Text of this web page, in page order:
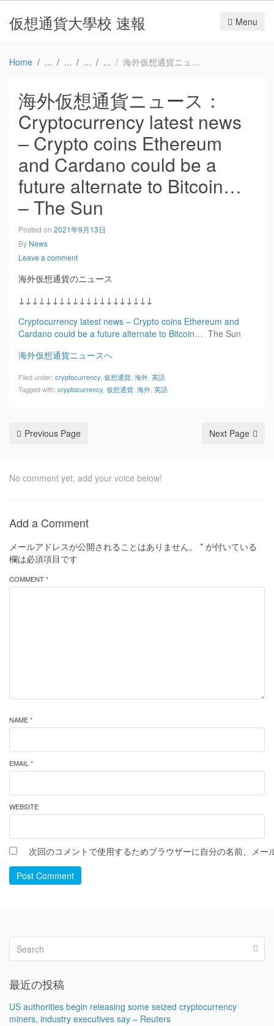
仮想通貨大學校 速報 Menu
Home 海外仮想通貨ニュース：Cryptocurrency latest news – Crypto coins Ethereum and Cardano could be a future alternate to Bitcoin… – The Sun
海外仮想通貨ニュース：
Cryptocurrency latest news
– Crypto coins Ethereum
and Cardano could be a
future alternate to Bitcoin…
– The Sun
Posted on 2021年9月13日
By News
Leave a comment
海外仮想通貨のニュース
↓↓↓↓↓↓↓↓↓↓↓↓↓↓↓↓↓↓↓↓
Cryptocurrency latest news – Crypto coins Ethereum and
Cardano could be a future alternate to Bitcoin… The Sun
海外仮想通貨ニュースへ
Filed under: cryptocurrency 仮想通貨 海外 英語
Tagged with: cryptocurrency 仮想通貨 海外 英語
Previous Page Next Page
No comment yet, add your voice below!
Add a Comment
メールアドレスが公開されることはありません。 * が付いている
欄は必須項目です
COMMENT *
NAME *
EMAIL *
WEBSITE
次回のコメントで使用するためブラウザーに自分の名前、メー
Post Comment
最近の投稿
US authorities begin releasing some seized cryptocurrency
miners, industry executives say – Reuters